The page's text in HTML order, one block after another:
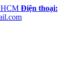
Điện thoại: